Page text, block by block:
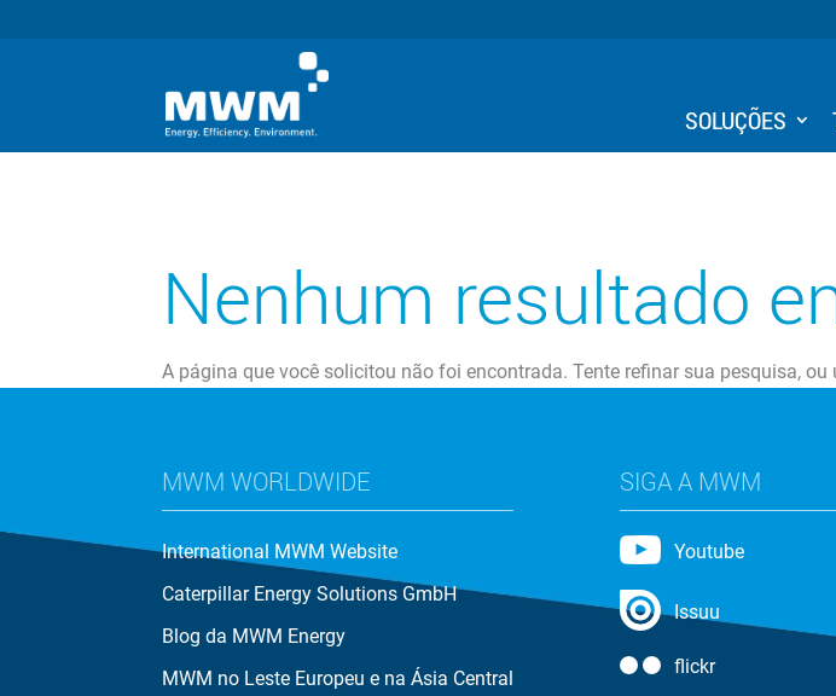
SOLUÇÕES
Nenhum resultado
A página que você solicitou não foi encontrada. Tente refinar sua pesquisa,
MWM WORLDWIDE
International MWM Website
Caterpillar Energy Solutions GmbH
Blog da MWM Energy
MWM no Leste Europeu e na Ásia Central
SIGA A MWM
Youtube
Issuu
flickr